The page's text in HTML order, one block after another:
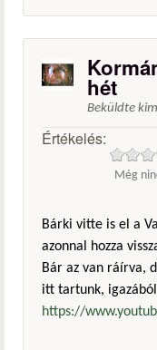
hét
Beküldte
Értékelés:
Még
Bárki vitte is el a
azonnal hozza
Bár az van ráírva,
itt tartunk,
https://